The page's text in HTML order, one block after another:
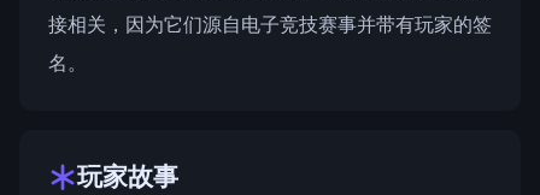
接相关，因为它们源自电子竞技赛事并带有玩家的签
名。
玩家故事